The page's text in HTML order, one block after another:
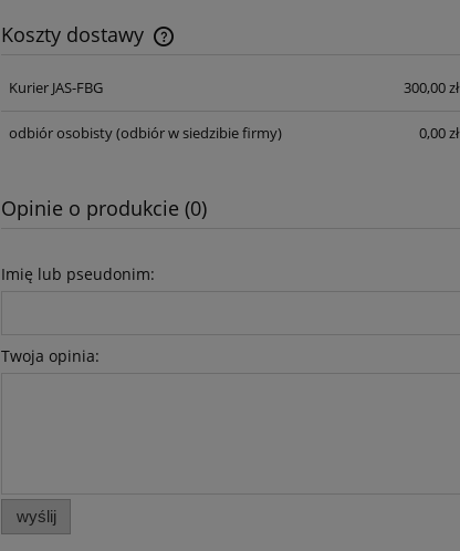
Koszty dostawy
Cena nie zawiera ewentualnych kosztów
Kurier JAS-FBG 300,00 zł
odbiór osobisty(odbiór w siedzibie firmy) 0,00 zł
Opinie o produkcie (0)
Imię lub pseudonim:
Twoja opinia:
wyślij